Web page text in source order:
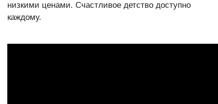
низкими ценами. Счастливое детство доступно
каждому.